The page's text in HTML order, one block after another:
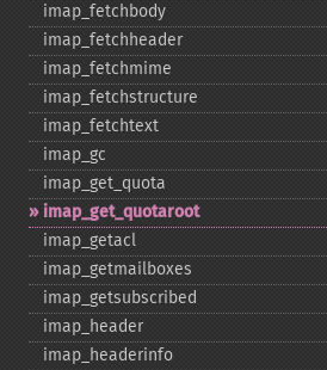
imap_​fetchbody
imap_​fetchheader
imap_​fetchmime
imap_​fetchstructure
imap_​fetchtext
imap_​gc
imap_​get_​quota
imap_​get_​quotaroot
imap_​getacl
imap_​getmailboxes
imap_​getsubscribed
imap_​header
imap_​headerinfo